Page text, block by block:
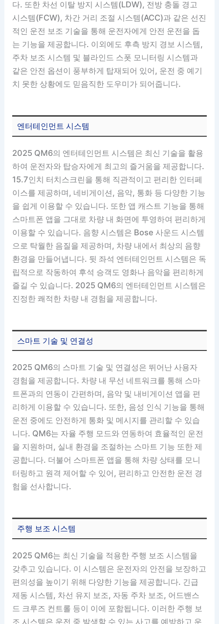
다. 또한 차선 이탈 방지 시스템(LDW), 전방 충돌 경고
시스템(FCW), 차간 거리 조절 시스템(ACC)과 같은 선진
적인 운전 보조 기술을 통해 운전자에게 안전 운전을 돕
는 기능을 제공합니다. 이외에도 후측 방지 경보 시스템,
주차 보조 시스템 및 블라인드 스폿 모니터링 시스템과
같은 안전 옵션이 풍부하게 탑재되어 있어, 운전 중 예기
치 못한 상황에도 믿음직한 도우미가 되어줍니다.
엔터테인먼트 시스템
2025 QM6의 엔터테인먼트 시스템은 최신 기술을 활용
하여 운전자와 탑승자에게 최고의 즐거움을 제공합니다.
15.7인치 터치스크린을 통해 직관적이고 편리한 인터페
이스를 제공하며, 네비게이션, 음악, 통화 등 다양한 기능
을 쉽게 이용할 수 있습니다. 또한 앱 캐스트 기능을 통해
스마트폰 앱을 그대로 차량 내 화면에 투영하여 편리하게
이용할 수 있습니다. 음향 시스템은 Bose 사운드 시스템
으로 탁월한 음질을 제공하며, 차량 내에서 최상의 음향
환경을 만들어냅니다. 뒷 좌석 엔터테인먼트 시스템은 독
립적으로 작동하여 후석 승객도 영화나 음악을 편리하게
즐길 수 있습니다. 2025 QM6의 엔터테인먼트 시스템은
진정한 쾌적한 차량 내 경험을 제공합니다.
스마트 기술 및 연결성
2025 QM6의 스마트 기술 및 연결성은 뛰어난 사용자
경험을 제공합니다. 차량 내 무선 네트워크를 통해 스마
트폰과의 연동이 간편하며, 음악 및 내비게이션 앱을 편
리하게 이용할 수 있습니다. 또한, 음성 인식 기능을 통해
운전 중에도 안전하게 통화 및 메시지를 관리할 수 있습
니다. QM6는 자율 주행 모드와 연동하여 효율적인 운전
을 지원하며, 실내 환경을 조절하는 스마트 기능 또한 제
공합니다. 더불어 스마트폰 앱을 통해 차량 상태를 모니
터링하고 원격 제어할 수 있어, 편리하고 안전한 운전 경
험을 선사합니다.
주행 보조 시스템
2025 QM6는 최신 기술을 적용한 주행 보조 시스템을
갖추고 있습니다. 이 시스템은 운전자의 안전을 보장하고
편의성을 높이기 위해 다양한 기능을 제공합니다. 긴급
제동 시스템, 차선 유지 보조, 자동 주차 보조, 어드밴스
드 크루즈 컨트롤 등이 이에 포함됩니다. 이러한 주행 보
조 시스템은 운전 중 발생할 수 있는 사고를 예방하고 운